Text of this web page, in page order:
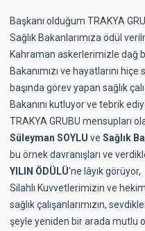
Başkanı olduğum TRAKYA
Sağlık Bakanlarımıza ödül
Kahraman askerlerimizle dağ
Bakanımızı ve hayatlarını
başında görev yapan sağlık
Bakanını kutluyor ve tebrik
TRAKYA GRUBU mensupları
Süleyman SOYLU ve Sağlık
bu örnek davranışları ve
YILIN ÖDÜLÜ'ne lâyık görüyor,
Silahlı Kuvvetlerimizin ve
sağlık çalışanlarımızın,
şeyle yeniden bir arada mutlu